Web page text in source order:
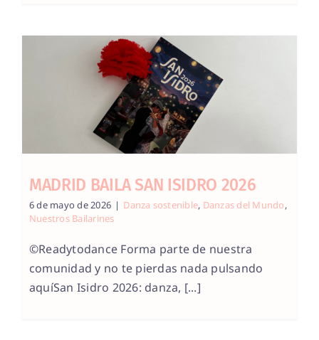
MADRID BAILA SAN ISIDRO 2026
6 de mayo de 2026 | Danza sostenible, Danzas del Mundo,
Nuestros Bailarines
©Readytodance Forma parte de nuestra
comunidad y no te pierdas nada pulsando
aquíSan Isidro 2026: danza, [...]